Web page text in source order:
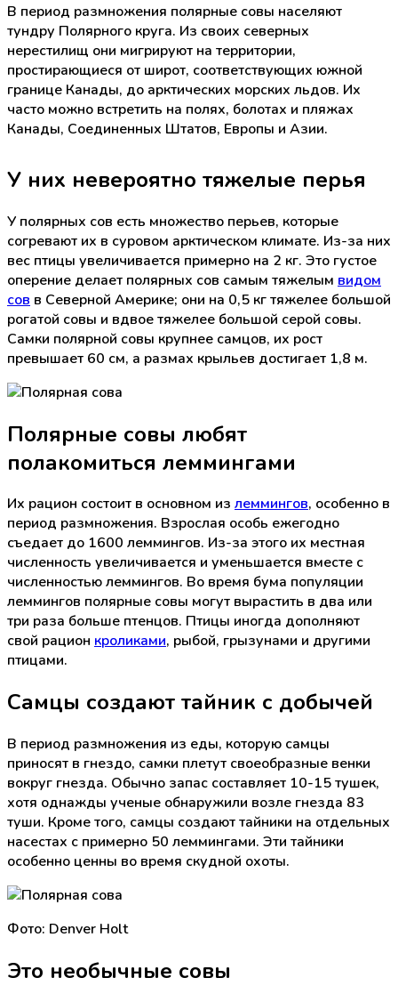
В период размножения полярные совы населяют
тундру Полярного круга. Из своих северных
нерестилищ они мигрируют на территории,
простирающиеся от широт, соответствующих южной
границе Канады, до арктических морских льдов. Их
часто можно встретить на полях, болотах и пляжах
Канады, Соединенных Штатов, Европы и Азии.
У них невероятно тяжелые перья
У полярных сов есть множество перьев, которые
согревают их в суровом арктическом климате. Из-за них
вес птицы увеличивается примерно на 2 кг. Это густое
оперение делает полярных сов самым тяжелым видом
сов в Северной Америке; они на 0,5 кг тяжелее большой
рогатой совы и вдвое тяжелее большой серой совы.
Самки полярной совы крупнее самцов, их рост
превышает 60 см, а размах крыльев достигает 1,8 м.
Полярные совы любят
полакомиться леммингами
Их рацион состоит в основном из леммингов, особенно в
период размножения. Взрослая особь ежегодно
съедает до 1600 леммингов. Из-за этого их местная
численность увеличивается и уменьшается вместе с
численностью леммингов. Во время бума популяции
леммингов полярные совы могут вырастить в два или
три раза больше птенцов. Птицы иногда дополняют
свой рацион кроликами, рыбой, грызунами и другими
птицами.
Самцы создают тайник с добычей
В период размножения из еды, которую самцы
приносят в гнездо, самки плетут своеобразные венки
вокруг гнезда. Обычно запас составляет 10-15 тушек,
хотя однажды ученые обнаружили возле гнезда 83
туши. Кроме того, самцы создают тайники на отдельных
насестах с примерно 50 леммингами. Эти тайники
особенно ценны во время скудной охоты.
Фото: Denver Holt
Это необычные совы